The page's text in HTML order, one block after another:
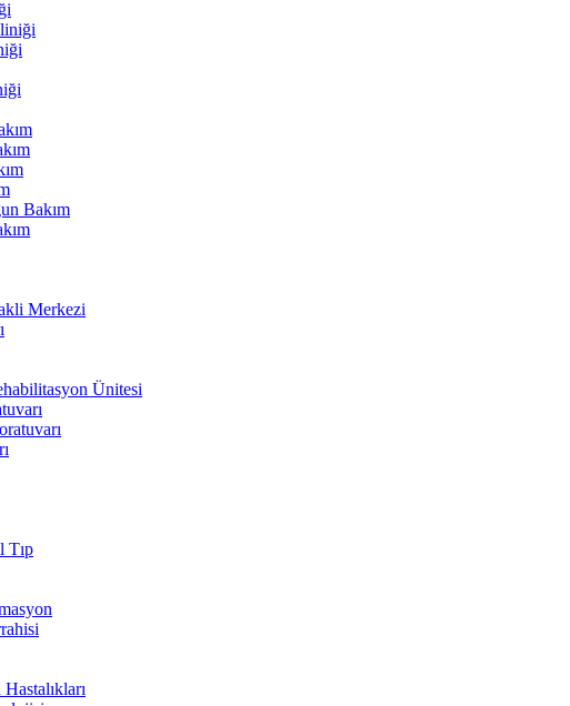
Bakım
Merkezi
Ünitesi
Tıp